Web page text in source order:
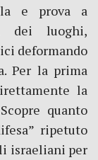
e prova a
dei luoghi,
deformando
Per la prima
la
quanto
ripetuto
israeliani per